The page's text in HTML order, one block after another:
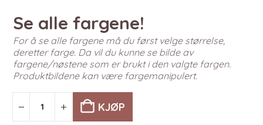
Se alle fargene!
For å se alle fargene må du først velge størrelse,
deretter farge. Da vil du kunne se bilde av
fargene/nøstene som er brukt i den valgte fargen.
Produktbildene kan være fargemanipulert.
KJØP